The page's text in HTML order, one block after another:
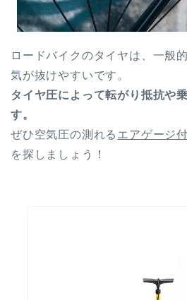
ロードバイクのタイヤは、一般
気が抜けやすいです。
タイヤ圧によって転がり抵抗や
す。
ぜひ空気圧の測れる エアゲージ
を探しましょう！